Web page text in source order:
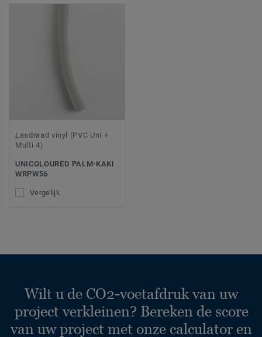
Lasdraad vinyl (PVC Uni +
Multi 4)
UNICOLOURED PALM-KAKI
WRPW56
Vergelijk
Wilt u de CO2-voetafdruk van uw
project verkleinen? Bereken de score
van uw project met onze calculator en